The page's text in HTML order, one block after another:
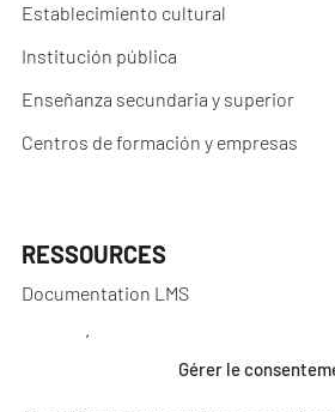
Gérer le
Establecimiento cultural
Institución pública
Enseñanza secundaria y superior
Centros de formación y empresas
RESSOURCES
Documentation LMS
NOS RÉALISATIONS